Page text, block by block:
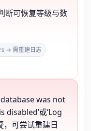
断可恢复等级与数
→ 需重建日志
database was not
或‘Log
，可尝试重建日